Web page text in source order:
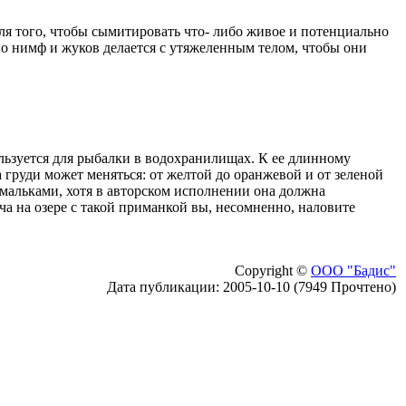
чтобы сымитировать что- либо живое и потенциально
нимф и жуков делается с утяжеленным телом, чтобы они
для рыбалки в водохранилищах. К ее длинному
может меняться: от желтой до оранжевой и от зеленой
хотя в авторском исполнении она должна
на озере с такой приманкой вы, несомненно, наловите
Copyright © ООО "Бадис"
Дата публикации: 2005-10-10 (7949 Прочтено)